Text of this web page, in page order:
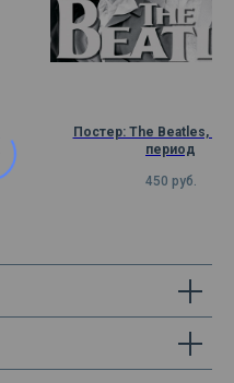
Постер: The Beatles,
период
450 руб.